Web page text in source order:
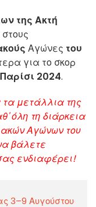
της Ακτή
Αγώνες του
για το σκορ
2024.
τα μετάλλια της
όλη τη διάρκεια
Αγώνων του
βάλετε
ενδιαφέρει!
3–9 Αυγούστου